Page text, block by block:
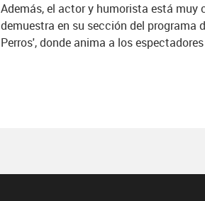
Además, el actor y humorista está
demuestra en su sección del programa
Perros', donde anima a los